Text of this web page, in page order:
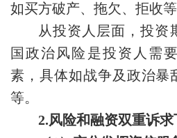
如买方破产、拖欠、拒收等
从投资人层面，投资
国政治风险是投资人需
素，具体如战争及政治暴
等。
2.风险和融资双重诉